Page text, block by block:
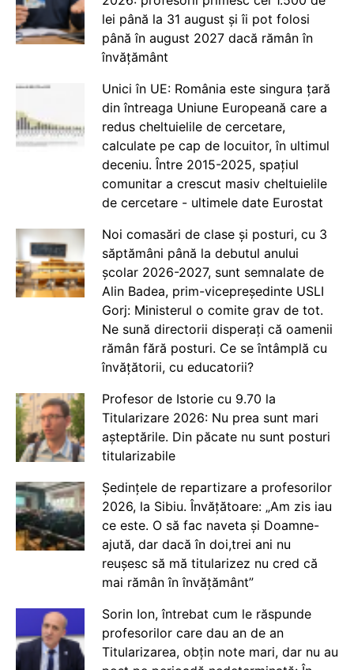
lei până la 31 august și îi pot folosi
până în august 2027 dacă rămân în
învățământ
Unici în UE: România este singura țară
din întreaga Uniune Europeană care a
redus cheltuielile de cercetare,
calculate pe cap de locuitor, în ultimul
deceniu. Între 2015-2025, spațiul
comunitar a crescut masiv cheltuielile
de cercetare - ultimele date Eurostat
Noi comasări de clase și posturi, cu 3
săptămâni până la debutul anului
școlar 2026-2027, sunt semnalate de
Alin Badea, prim-vicepreședinte USLI
Gorj: Ministerul o comite grav de tot.
Ne sună directorii disperați că oamenii
rămân fără posturi. Ce se întâmplă cu
învățătorii, cu educatorii?
Profesor de Istorie cu 9.70 la
Titularizare 2026: Nu prea sunt mari
așteptările. Din păcate nu sunt posturi
titularizabile
Ședințele de repartizare a profesorilor
2026, la Sibiu. Învățătoare: „Am zis iau
ce este. O să fac naveta și Doamne-
ajută, dar dacă în doi,trei ani nu
reușesc să mă titularizez nu cred că
mai rămân în învățământ”
Sorin Ion, întrebat cum le răspunde
profesorilor care dau an de an
Titularizarea, obțin note mari, dar nu au